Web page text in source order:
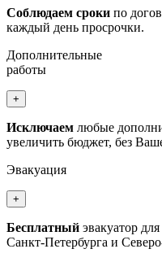
Соблюдаем сроки по
каждый день просрочки.
Дополнительные
работы
+
Исключаем любые
увеличить бюджет, без
Эвакуация
+
Бесплатный эвакуатор
Санкт-Петербурга и